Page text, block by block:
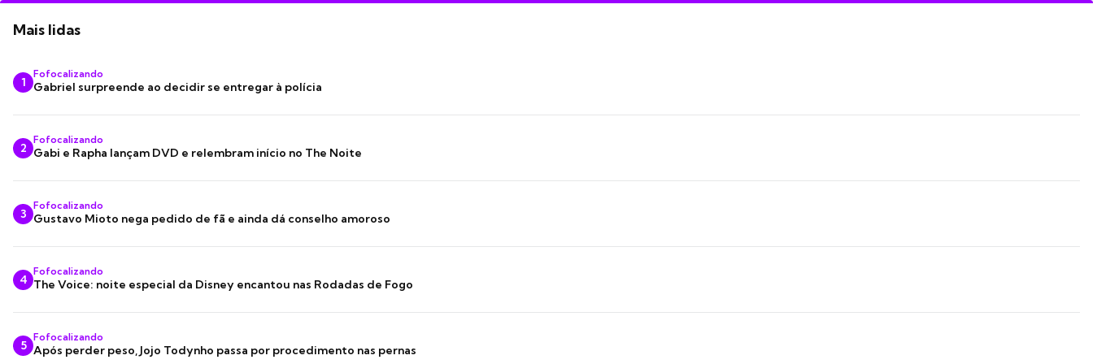
Mais lidas
1
Fofocalizando
Gabriel surpreende ao decidir se entregar à polícia
2
Fofocalizando
Gabi e Rapha lançam DVD e relembram início no The Noite
3
Fofocalizando
Gustavo Mioto nega pedido de fã e ainda dá conselho amoroso
4
Fofocalizando
The Voice: noite especial da Disney encantou nas Rodadas de Fogo
5
Fofocalizando
Após perder peso, Jojo Todynho passa por procedimento nas pernas